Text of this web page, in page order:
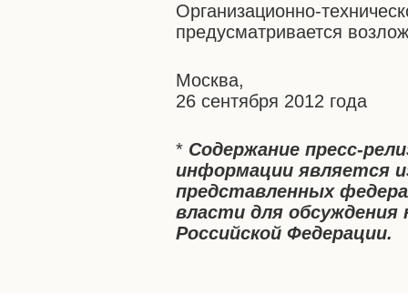
Организационно-
предусматривается
Москва,
26 сентября 2012 года
* Содержание пресс-
информации является
представленных
власти для обсуждения
Российской Федерации.